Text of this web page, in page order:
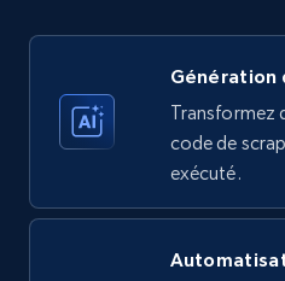
Amazon products -
specific keywords
Title, Seller name, Brand,
Génération
Transformez
code de
exécuté.